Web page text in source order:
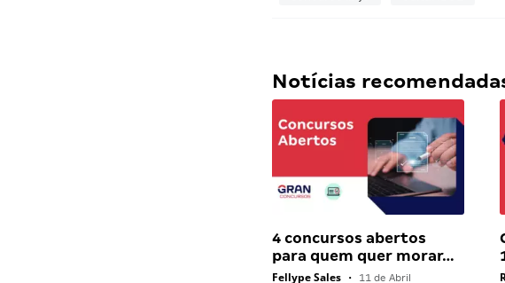
Notícias
4 concursos abertos
para quem quer morar…
Fellype Sales • 11 de Abril